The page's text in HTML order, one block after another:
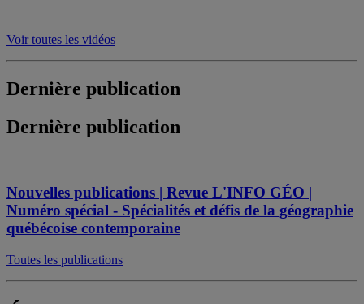
Voir toutes les vidéos
Dernière publication
Dernière publication
Nouvelles publications | Revue L'INFO GÉO |
Numéro spécial - Spécialités et défis de la géographie
québécoise contemporaine
Toutes les publications